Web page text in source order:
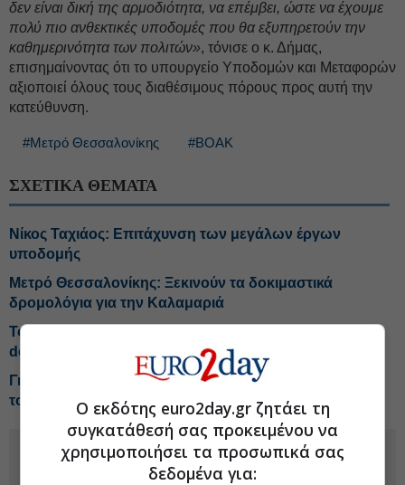
δεν είναι δική της αρμοδιότητα, να επέμβει, ώστε να έχουμε
πολύ πιο ανθεκτικές υποδομές που θα εξυπηρετούν την
καθημερινότητα των πολιτών», τόνισε ο κ. Δήμας,
επισημαίνοντας ότι το υπουργείο Υποδομών και Μεταφορών
αξιοποιεί όλους τους διαθέσιμους πόρους προς αυτή την
κατεύθυνση.
#Μετρό Θεσσαλονίκης #ΒΟΑΚ
ΣΧΕΤΙΚΑ ΘΕΜΑΤΑ
Nίκος Ταχιάος: Επιτάχυνση των μεγάλων έργων
υποδομής
Μετρό Θεσσαλονίκης: Ξεκινούν τα δοκιμαστικά
δρομολόγια για την Καλαμαριά
Το σήμα από την 3η κίνηση της ΔΕΗ, έρχεται και νέο
deal
Γιατί οι τιμές βενζίνης και ντίζελ... αποσυνδέθηκαν από
το Brent
Ο εκδότης euro2day.gr ζητάει τη
συγκατάθεσή σας προκειμένου να
χρησιμοποιήσει τα προσωπικά σας
δεδομένα για: